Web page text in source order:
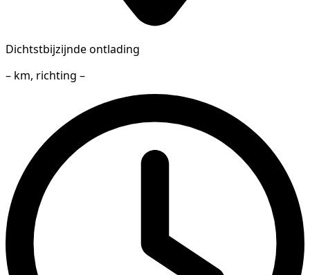
Dichtstbijzijnde ontlading
– km, richting –